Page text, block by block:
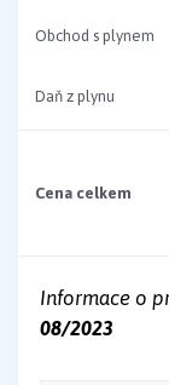
Obchod s plynem
Daň z plynu
Cena celkem
Informace o
08/2023